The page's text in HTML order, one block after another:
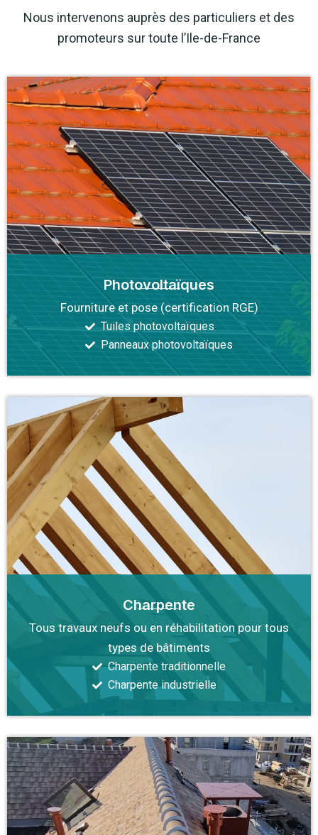
Nous intervenons auprès des particuliers et des
promoteurs sur toute l’Ile-de-France
Photovoltaïques
Fourniture et pose (certification RGE)
Tuiles photovoltaïques
Panneaux photovoltaïques
Charpente
Tous travaux neufs ou en réhabilitation pour tous
types de bâtiments
Charpente traditionnelle
Charpente industrielle